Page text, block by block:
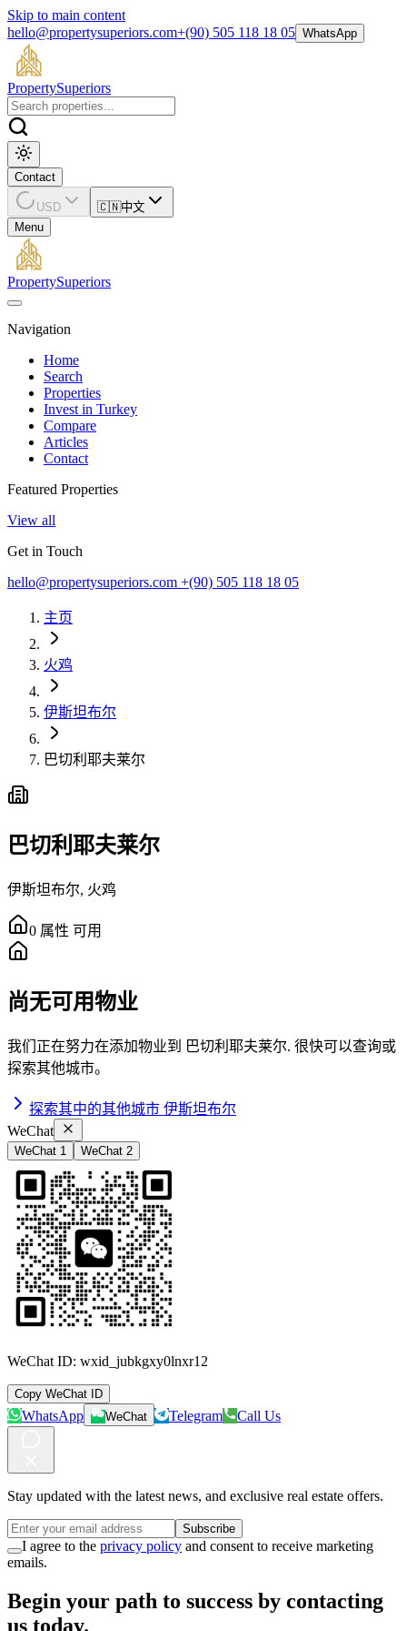
Skip to main content
hello@propertysuperiors.com+(90) 505 118 18 05 WhatsApp
PropertySuperiors
Contact
USD 🇨🇳中文
Menu
PropertySuperiors
Navigation
Home
Search
Properties
Invest in Turkey
Compare
Articles
Contact
Featured Properties
View all
Get in Touch
hello@propertysuperiors.com +(90) 505 118 18 05
主页
火鸡
伊斯坦布尔
巴切利耶夫莱尔
巴切利耶夫莱尔
伊斯坦布尔, 火鸡
0 属性 可用
尚无可用物业
我们正在努力在添加物业到 巴切利耶夫莱尔. 很快可以查询或
探索其他城市。
探索其中的其他城市 伊斯坦布尔
WeChat
WeChat 1 WeChat 2
WeChat ID: wxid_jubkgxy0lnxr12
Copy WeChat ID
WhatsApp WeChat Telegram Call Us
Stay updated with the latest news, and exclusive real estate offers.
Subscribe
I agree to the privacy policy and consent to receive marketing
emails.
Begin your path to success by contacting
us today.